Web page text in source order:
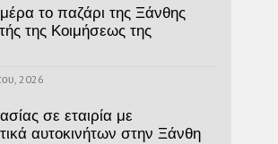
το παζάρι της Ξάνθης
της Κοιμήσεως της
2026
σε εταιρία με
αυτοκινήτων στην Ξάνθη